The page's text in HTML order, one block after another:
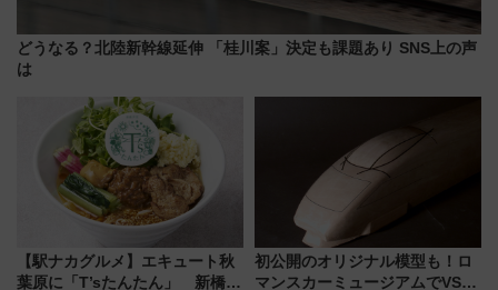
どうなる？北陸新幹線延伸 「桂川案」決定も課題あり SNS上の声
は
【駅ナカグルメ】エキュート秋
葉原に「T’sたんたん」 新橋に
初公開のオリジナル模型も！ロ
マンスカーミュージアムでVSE